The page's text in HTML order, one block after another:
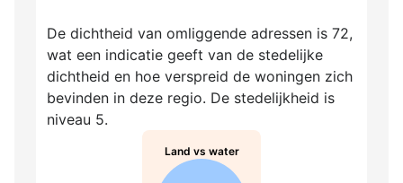
De dichtheid van omliggende adressen is 72,
wat een indicatie geeft van de stedelijke
dichtheid en hoe verspreid de woningen zich
bevinden in deze regio. De stedelijkheid is
niveau 5.
Land vs water